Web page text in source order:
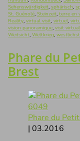
Sehenswürdigkeit, sphärisch,
St. Guénolé, Steinzeit, terre en
Reality, virtual visit, virtuel,
vision panoramique, visit virtual
Weitsicht, Weltkrieg,
Phare du
Brest
Phare du
| 03.2016